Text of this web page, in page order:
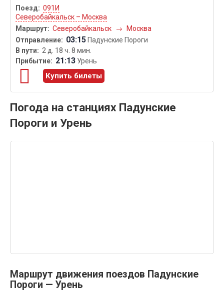
091И
Северобайкальск – Москва
Северобайкальск
→ Москва
03:15 Падунские Пороги
2 д. 18 ч. 8 мин.
21:13 Урень
Купить билеты
Погода на станциях Падунские
Пороги и Урень
Маршрут движения поездов Падунские
Пороги — Урень